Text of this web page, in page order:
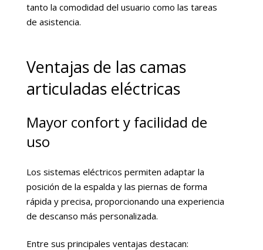
tanto la comodidad del usuario como las tareas
de asistencia.
Ventajas de las camas
articuladas eléctricas
Mayor confort y facilidad de
uso
Los sistemas eléctricos permiten adaptar la
posición de la espalda y las piernas de forma
rápida y precisa, proporcionando una experiencia
de descanso más personalizada.
Entre sus principales ventajas destacan: